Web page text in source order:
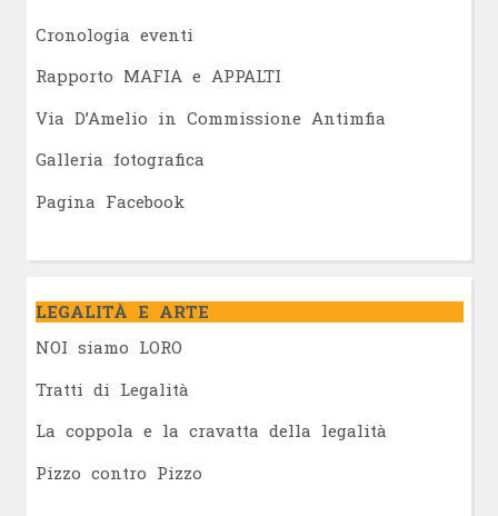
Cronologia eventi
Rapporto MAFIA e APPALTI
Via D’Amelio in Commissione Antimfia
Galleria fotografica
Pagina Facebook
LEGALITÀ E ARTE
NOI siamo LORO
Tratti di Legalità
La coppola e la cravatta della legalità
Pizzo contro Pizzo